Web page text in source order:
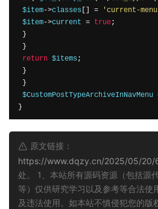
$item->classes = 'current-
$item->current = true;
}
}
return $items ;
}
}
$CustomPostTypeArchiveInNavMenu
}
原文链接：
https://www.dqzy.cn/2025/05/20/
处。 1、本站所有源码资源（包括源
等）仅供研究学习以及参考等合法使
及违法使用。如本站不慎侵犯您的版